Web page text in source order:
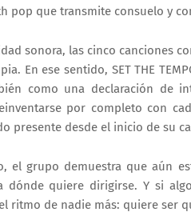
pop que transmite consuelo y
sonora, las cinco canciones
En ese sentido, SET THE
como una declaración de
por completo con
presente desde el inicio de su
el grupo demuestra que aún
dónde quiere dirigirse. Y si
ritmo de nadie más: quiere ser